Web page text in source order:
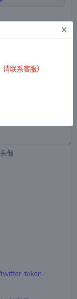
像
twitter-token-
×
联系客服）